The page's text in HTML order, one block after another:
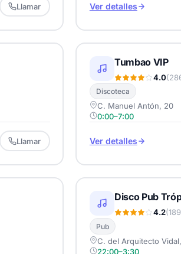
Llamar Ver detalles
Llamar
Tumbao VIP
4.0
Discoteca
C. Manuel Antón, 20
0:00–7:00
Ver detalles
Disco Pub
4.2
Pub
C. del Arquitecto
22:00–3:30